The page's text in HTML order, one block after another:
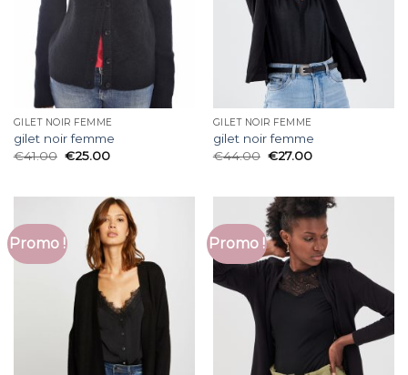
GILET NOIR FEMME
gilet noir femme
€41.00 €25.00
GILET NOIR FEMME
gilet noir femme
€44.00 €27.00
Promo ! Promo !